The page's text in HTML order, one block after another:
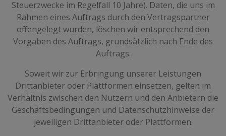
Steuerzwecke im Regelfall 10 Jahre). Daten, die uns im
Rahmen eines Auftrags durch den Vertragspartner
offengelegt wurden, löschen wir entsprechend den
Vorgaben des Auftrags, grundsätzlich nach Ende des
Auftrags.
Soweit wir zur Erbringung unserer Leistungen
Drittanbieter oder Plattformen einsetzen, gelten im
Verhältnis zwischen den Nutzern und den Anbietern die
Geschäftsbedingungen und Datenschutzhinweise der
jeweiligen Drittanbieter oder Plattformen.